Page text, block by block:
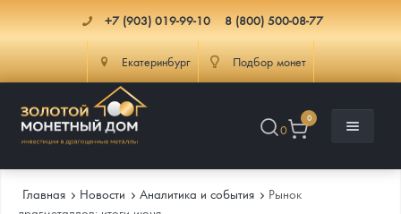
+7 (903) 019-99-10 8 (800) 500-08-77
Екатеринбург Подбор монет
0
0
Главная Новости Аналитика и события
Рынок